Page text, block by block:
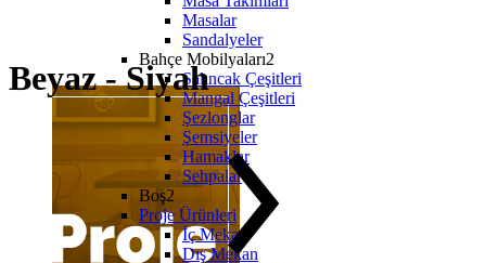
Masalar
Sandalyeler
Bahçe Mobilyaları2
Salıncak Çeşitleri
Mangal Çeşitleri
Şezlonglar
Şemsiyeler
Hamaklar
Sehpalar
Boş2
Proje Ürünleri
İç Mekan
Dış Mekan
Beyaz - Siyah